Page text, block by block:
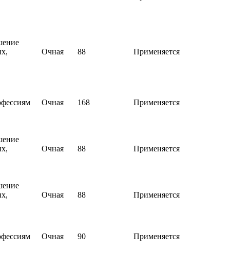
Очная 88 Применяется
Очная 168 Применяется
Очная 88 Применяется
Очная 88 Применяется
Очная 90 Применяется